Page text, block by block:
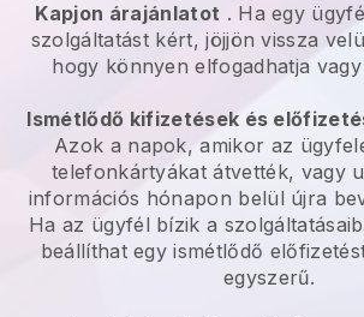
Kapjon árajánlatot . Ha egy
szolgáltatást kért, jöjjön vissza
hogy könnyen elfogadhatja
Ismétlődő kifizetések és
Azok a napok, amikor az
telefonkártyákat átvették, vagy
információs hónapon belül újra
Ha az ügyfél bízik a
beállíthat egy ismétlődő
egyszerű.